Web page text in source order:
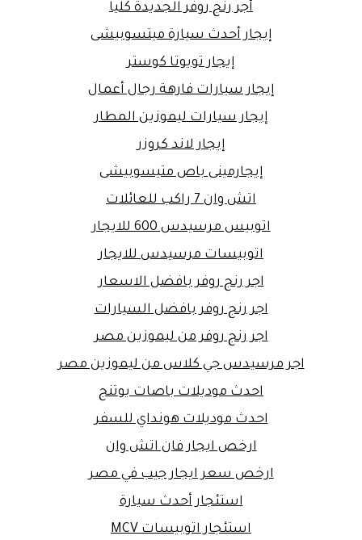
أجر رنج روفر الجديدة كليا
إيجار أحدث سيارة ميتسوبيشى
إيجار تويوتا كوستر
إيجار سيارات فارهة رجال أعمال
إيجار سيارات ليموزين المطار
إيجار لاند كروزر
إيجارمينى باص متيسوبيشى
اتش وان 7 راكب للعائلات
اتوبيس مرسيدس 600 للايجار
اتوبيسات مرسيدس للايجار
اجر رنج روفر بافضل الاسعار
اجر رنج روفر بافضل السيارات
اجر رنج روفر من ليموزين مصر
اجر مرسيدس جي كلاس من ليموزين مصر
احدث موديلات باصات يوتنج
احدث موديلات هونداي للسفر
ارخص ايجار فان اتش وان
ارخص سعر ايجار جيب في مصر
استئجار أحدث سيارة
استئجار اتوبيسات MCV